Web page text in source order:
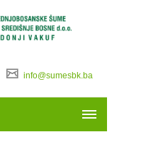
info@sumesbk.ba